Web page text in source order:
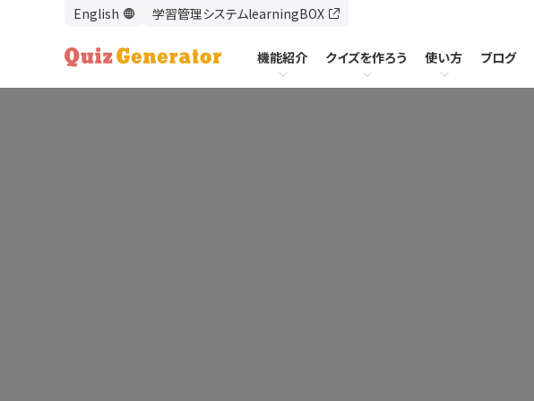
学習管理システムlearningBOX
機能紹介 クイズを作ろう 使い方 ブログ